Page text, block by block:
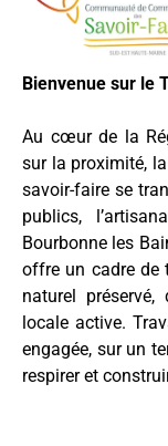
Bienvenue sur le
Au cœur de la
sur la proximité,
savoir-faire se
publics,
Bourbonne les
offre un cadre de
naturel
locale active.
engagée, sur un
respirer et